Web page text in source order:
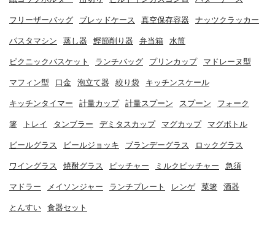
フリーザーバッグ ブレッドケース 真空保存容器 ナッツクラッカー
パスタマシン 蒸し器 鰹節削り器 弁当箱 水筒
ピクニックバスケット ランチバッグ プリンカップ マドレーヌ型
マフィン型 口金 泡立て器 絞り袋 キッチンスケール
キッチンタイマー 計量カップ 計量スプーン スプーン フォーク
箸 トレイ タンブラー デミタスカップ マグカップ マグボトル
ビールグラス ビールジョッキ ブランデーグラス ロックグラス
ワイングラス 焼酎グラス ピッチャー ミルクピッチャー 急須
マドラー メイソンジャー ランチプレート レンゲ 菜箸 酒器
とんすい 食器セット